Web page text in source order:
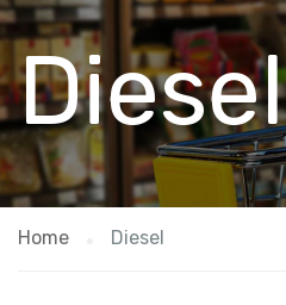
Diesel
Home Diesel